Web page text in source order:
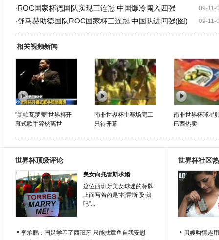
09-11-
·ROC国家杯德国队实现三连冠 中国爆冷闯入四强
09-11-
·舒马赫助德国队ROC国家杯三连冠 中国队进四强(图)
相关视频新闻
"黑帕瓦罗蒂"世界杯开
幕式歌手猝然离世
南非世界杯主赛场完工
只待开幕
南非世界杯球星
巴西热卖
世界杯顶级评论
美女向托雷斯求婚
这位西班牙美女球迷的标牌
上面写着的是“托雷斯 娶我
吧”...
李承鹏：国足学不了西班牙 只能找章鱼自我安慰
世界杯社区
贝嫂购情趣